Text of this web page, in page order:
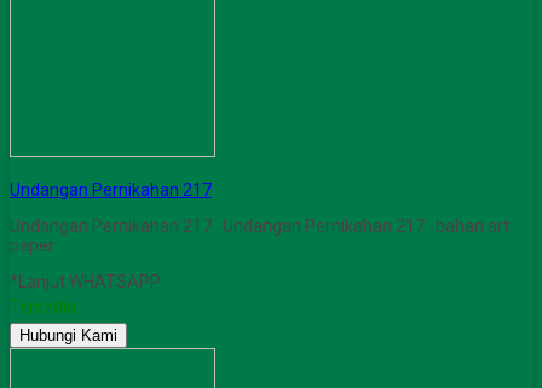
Undangan Pernikahan 217
Undangan Pernikahan 217 Undangan Pernikahan 217 bahan art
paper
*Lanjut WHATSAPP
Tersedia
Hubungi Kami